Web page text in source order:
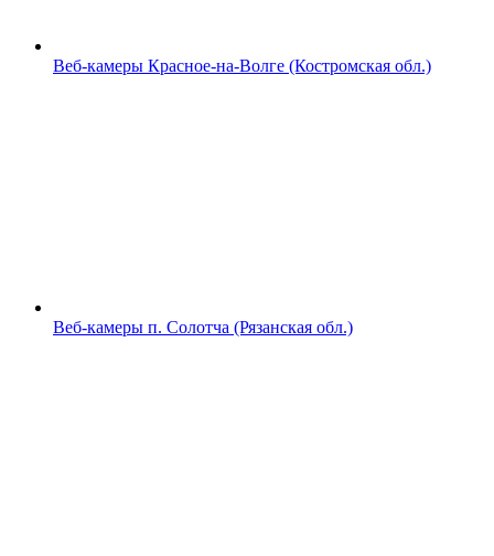
Веб-камеры Красное-на-Волге (Костромская обл.)
Веб-камеры п. Солотча (Рязанская обл.)